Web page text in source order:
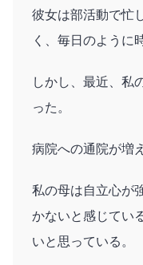
彼女は部活動で忙
く、毎日のように
しかし、最近、私
った。
病院への通院が増
私の母は自立心が
かないと感じてい
いと思っている。